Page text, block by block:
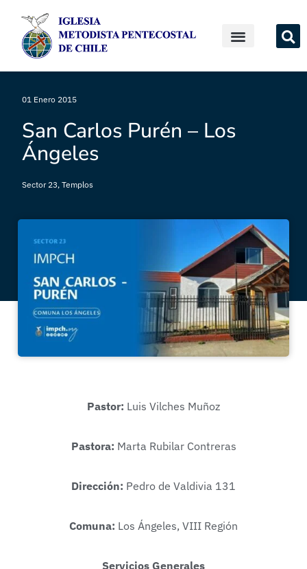
01 Enero 2015
San Carlos Purén – Los
Ángeles
Sector 23, Templos
Pastor: Luis Vilches Muñoz
Pastora: Marta Rubilar Contreras
Dirección: Pedro de Valdivia 131
Comuna: Los Ángeles, VIII Región
Servicios Generales